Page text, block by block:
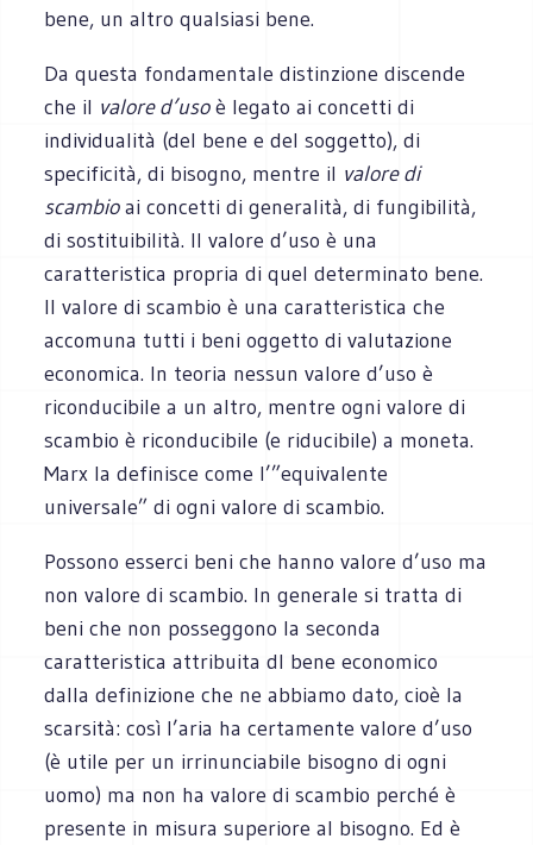
bene, un altro qualsiasi bene.
Da questa fondamentale distinzione discende
che il valore d’usoè legato ai concetti di
individualità (del bene e del soggetto), di
specificità, di bisogno, mentre il valore di
scambioai concetti di generalità, di fungibilità,
di sostituibilità. Il valore d’uso è una
caratteristica propria di quel determinato bene.
Il valore di scambio è una caratteristica che
accomuna tutti i beni oggetto di valutazione
economica. In teoria nessun valore d’uso è
riconducibile a un altro, mentre ogni valore di
scambio è riconducibile (e riducibile) a moneta.
Marx la definisce come l’”equivalente
universale” di ogni valore di scambio.
Possono esserci beni che hanno valore d’uso ma
non valore di scambio. In generale si tratta di
beni che non posseggono la seconda
caratteristica attribuita dl bene economico
dalla definizione che ne abbiamo dato, cioè la
scarsità: così l’aria ha certamente valore d’uso
(è utile per un irrinunciabile bisogno di ogni
uomo) ma non ha valore di scambio perché è
presente in misura superiore al bisogno. Ed è